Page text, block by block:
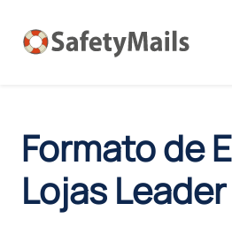
Formato de
Lojas Leader